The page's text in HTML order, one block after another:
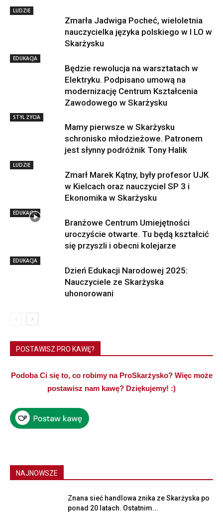
LUDZIE
Zmarła Jadwiga Pocheć, wieloletnia
nauczycielka języka polskiego w I LO w
Skarżysku
EDUKACJA
Będzie rewolucja na warsztatach w
Elektryku. Podpisano umową na
modernizację Centrum Kształcenia
Zawodowego w Skarżysku
STYL ŻYCIA
Mamy pierwsze w Skarżysku
schronisko młodzieżowe. Patronem
jest słynny podróżnik Tony Halik
LUDZIE
Zmarł Marek Kątny, były profesor UJK
w Kielcach oraz nauczyciel SP 3 i
Ekonomika w Skarżysku
EDUKACJA
Branżowe Centrum Umiejętności
uroczyście otwarte. Tu będą kształcić
się przyszli i obecni kolejarze
EDUKACJA
Dzień Edukacji Narodowej 2025:
Nauczyciele ze Skarżyska
uhonorowani
POSTAWISZ PRO KAWĘ?
Podoba Ci się to, co robimy na ProSkarżysko? Więc może
postawisz nam kawę? Dziękujemy! :)
NAJNOWSZE
Znana sieć handlowa znika ze Skarżyska po
ponad 20 latach. Ostatnim...